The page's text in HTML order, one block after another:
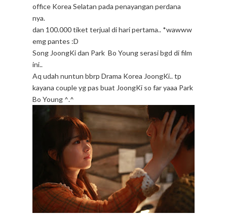
office Korea Selatan pada penayangan perdana
nya.
dan 100.000 tiket terjual di hari pertama.. *wawww
emg pantes :D
Song JoongKi dan Park Bo Young serasi bgd di film
ini..
Aq udah nuntun bbrp Drama Korea JoongKi.. tp
kayana couple yg pas buat JoongKi so far yaaa Park
Bo Young ^.^